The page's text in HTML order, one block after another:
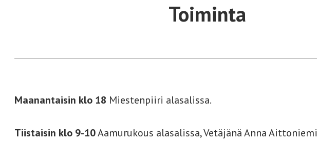
Toiminta
Maanantaisin klo 18 Miestenpiiri alasalissa.
Tiistaisin klo 9-10Aamurukous alasalissa, Vetäjänä Anna Aittoniemi